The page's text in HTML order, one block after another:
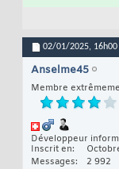
02/01/2025, 16h00
Anselme45
Membre
Développeur
Inscrit en
Messages
2 992